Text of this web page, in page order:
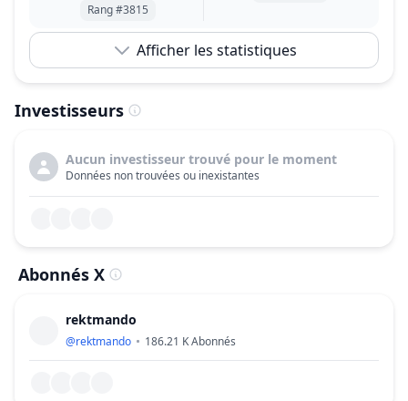
Rang #3815
Afficher les statistiques
Investisseurs
Aucun investisseur trouvé pour le moment
Données non trouvées ou inexistantes
Abonnés X
rektmando
@rektmando 186.21 KAbonnés